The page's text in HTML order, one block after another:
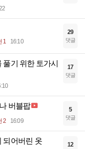
1 16:10
29
댓글
기 위한 토가시
17
댓글
버블팝
2 16:09
5
댓글
되어버린 옷 12